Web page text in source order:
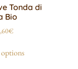
Tonda di
Bio
€